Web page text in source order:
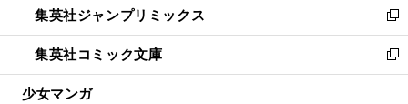
く
で
開
く
ド
ウ
で
開
ィ
ン
ド
ウ
い
ウ
ィ
ン
集英社ジャンプリミックス
新
し
い
ウ
集英社コミック文庫
新
し
少女マンガ